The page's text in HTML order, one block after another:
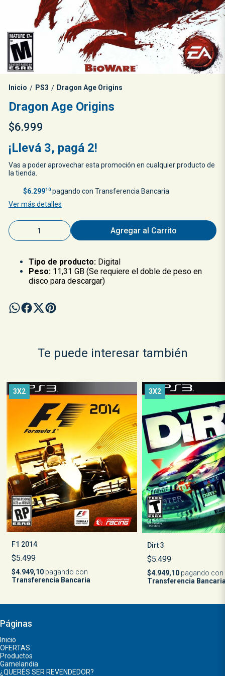
Inicio / PS3 / Dragon Age Origins
Dragon Age Origins
$6.999
¡Llevá 3, pagá 2!
Vas a poder aprovechar esta promoción en cualquier producto de
la tienda.
$6.29910pagando con Transferencia Bancaria
Ver más detalles
Agregar al Carrito
Tipo de producto: Digital
Peso: 11,31 GB (Se requiere el doble de peso en
disco para descargar)
Te puede interesar también
3X2
F1 2014
$5.499
$4.949,10pagando con
Transferencia Bancaria
3X2
Dirt 3
$5.499
$4.949,10 pagando con
Transferencia
Páginas
Inicio
OFERTAS
Productos
Gamelandia
¿QUERÉS SER REVENDEDOR?